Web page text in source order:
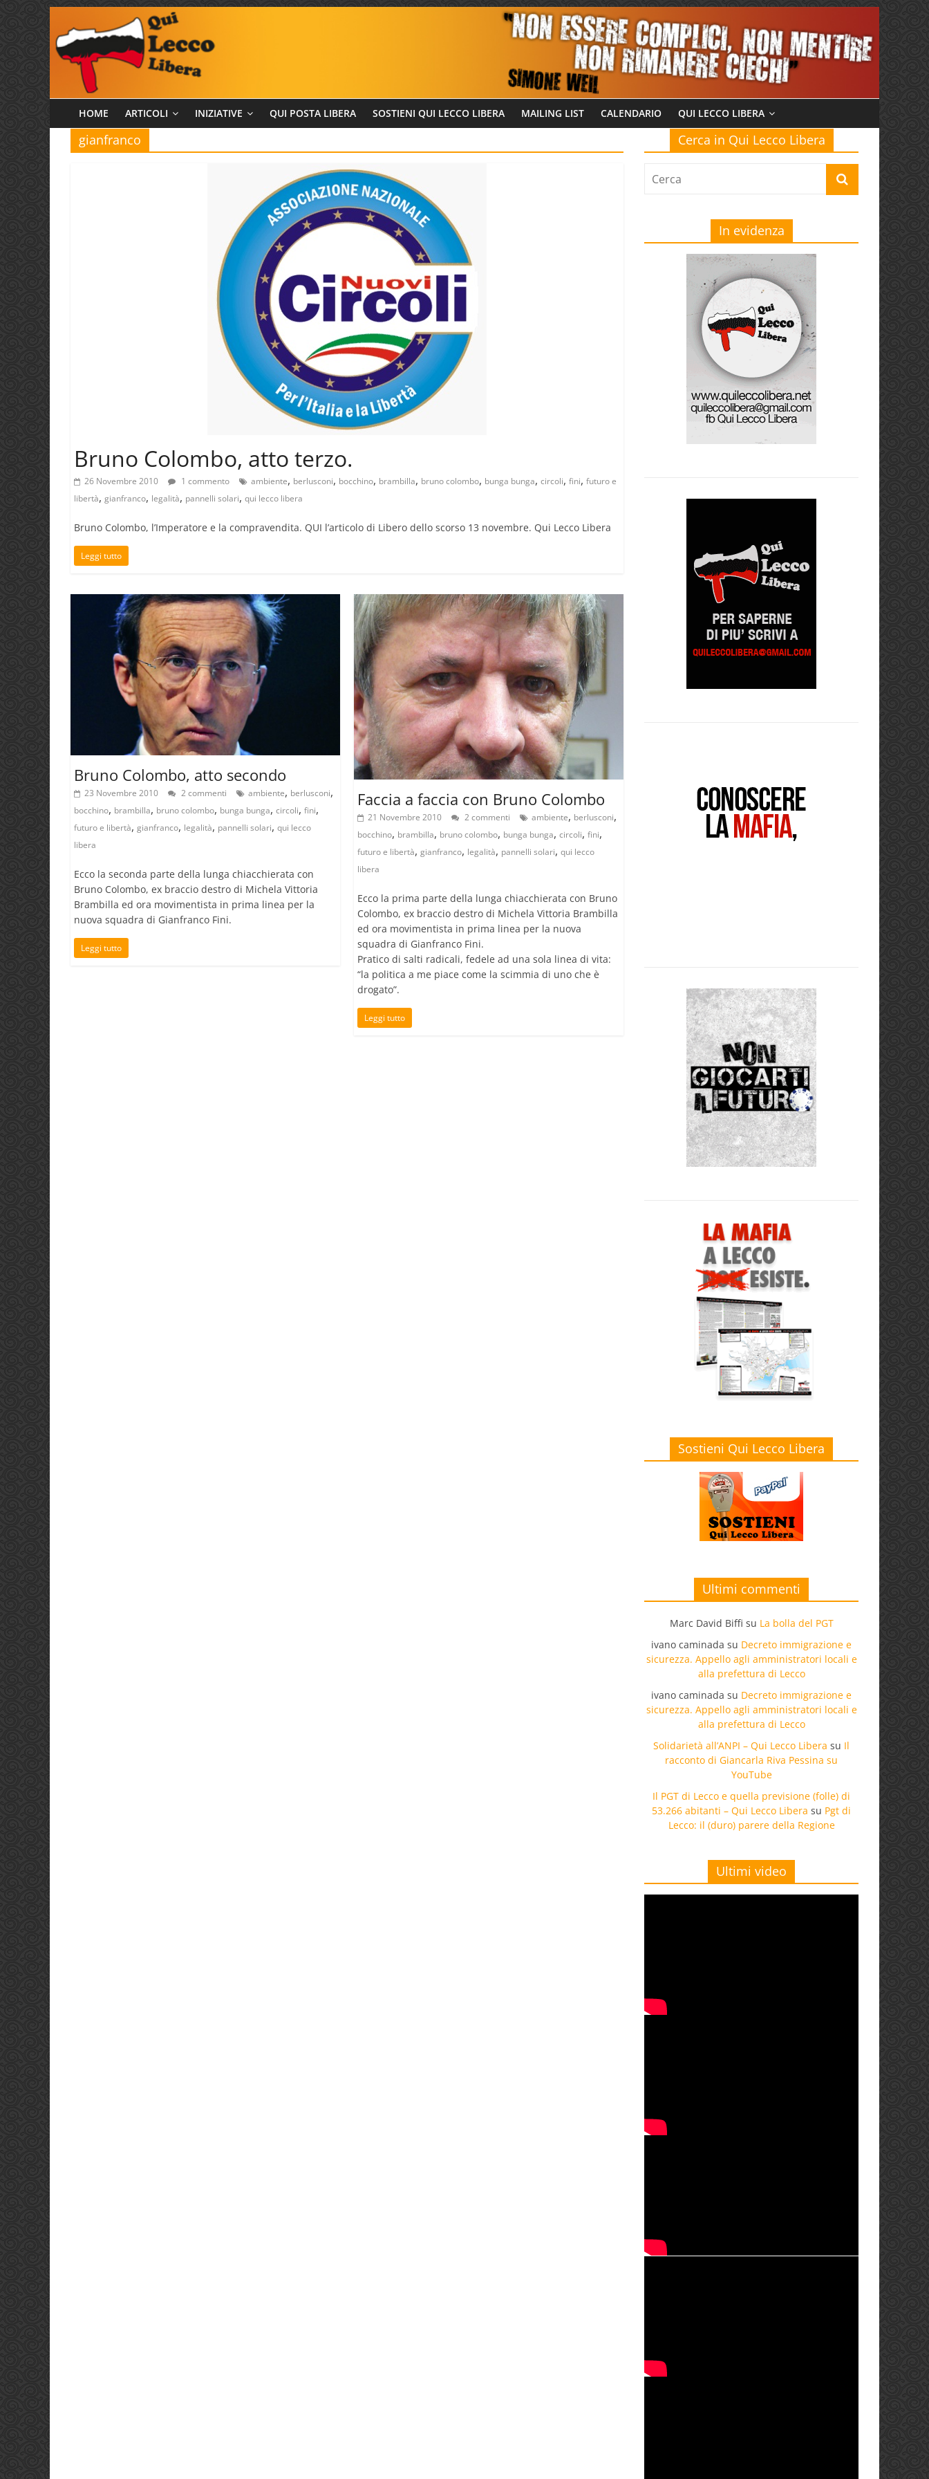
contenuto
Qui
Lecco
HOME ARTICOLI INIZIATIVE QUI POSTA LIBERA SOSTIENI QUI LECCO LIBERA MAILING LIST CALENDARIO QUI LECCO LIBERA
gianfranco
Bruno Colombo, atto terzo.
26 Novembre 2010 1 commento ambiente, berlusconi, bocchino, brambilla, bruno colombo, bunga bunga, circoli, fini, futuro e
libertà, gianfranco, legalità, pannelli solari, qui lecco libera
Bruno Colombo, l’Imperatore e la compravendita. QUI l’articolo di Libero dello scorso 13 novembre. Qui Lecco Libera
Leggi tutto
Bruno Colombo, atto secondo
23 Novembre 2010 2 commenti ambiente, berlusconi,
bocchino, brambilla, bruno colombo, bunga bunga, circoli, fini,
futuro e libertà, gianfranco, legalità, pannelli solari, qui lecco
libera
Ecco la seconda parte della lunga chiacchierata con
Bruno Colombo, ex braccio destro di Michela Vittoria
Brambilla ed ora movimentista in prima linea per la
nuova squadra di Gianfranco Fini.
Leggi tutto
Faccia a faccia con Bruno Colombo
21 Novembre 2010 2 commenti ambiente, berlusconi,
bocchino, brambilla, bruno colombo, bunga bunga,circoli,fini,
futuro e libertà,gianfranco, legalità, pannelli solari,qui lecco
libera
Ecco la prima parte della lunga chiacchierata con Bruno
Colombo, ex braccio destro di Michela Vittoria Brambilla
ed ora movimentista in prima linea per la nuova
squadra di Gianfranco Fini.
Pratico di salti radicali, fedele ad una sola linea di vita:
“la politica a me piace come la scimmia di uno che è
drogato”.
Leggi tutto
Cerca in Qui Lecco Libera
In evidenza
Sostieni Qui Lecco Libera
Ultimi commenti
Marc David Biffi su La bolla del PGT
ivano caminada su Decreto immigrazione e
sicurezza. Appello agli amministratori locali e
alla prefettura di Lecco
ivano caminada su Decreto immigrazione e
sicurezza. Appello agli amministratori locali e
alla prefettura di Lecco
Solidarietà all’ANPI – Qui Lecco Libera su Il
racconto di Giancarla Riva Pessina su
YouTube
Il PGT di Lecco e quella previsione (folle) di
53.266 abitanti – Qui Lecco Libera su Pgt di
Lecco: il (duro) parere della Regione
Ultimi video